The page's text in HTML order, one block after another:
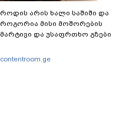
როდის არის ხალი საშიში და
როგორია მისი მოშორების
მარტივი და უსაფრთხო გზები
contentroom.ge